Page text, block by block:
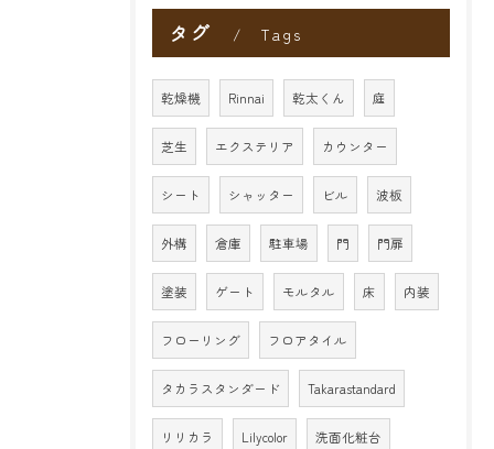
タグ Tags
乾燥機 Rinnai 乾太くん 庭
芝生 エクステリア カウンター
シート シャッター ビル 波板
外構 倉庫 駐車場 門 門扉
塗装 ゲート モルタル 床 内装
フローリング フロアタイル
タカラスタンダード Takarastandard
リリカラ Lilycolor 洗面化粧台